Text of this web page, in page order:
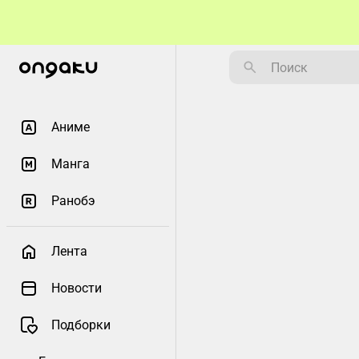
Аниме
Манга
Ранобэ
Лента
Новости
Подборки